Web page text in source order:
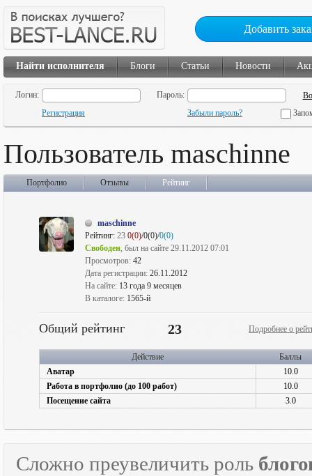
Добавить
Найти исполнителя Блоги Статьи Новости
Логин:
Пароль:
Регистрация
Забыли пароль?
Пользователь maschinne
Портфолио Отзывы Рейтинг
maschinne
Рейтинг: 23 0(0)/0(0)/0(0)
Свободен, был на сайте 29.11.2012 07:01
Просмотров: 42
Дата регистрации: 26.11.2012
На сайте: 13 года 9 месяцев
В каталоге: 1565-й
Общий рейтинг 23 Подробнее о
Действие
Баллы
Аватар
10.0
Работа в портфолио (до 100 работ)
10.0
Посещение сайта
3.0
Сложно преувеличить роль